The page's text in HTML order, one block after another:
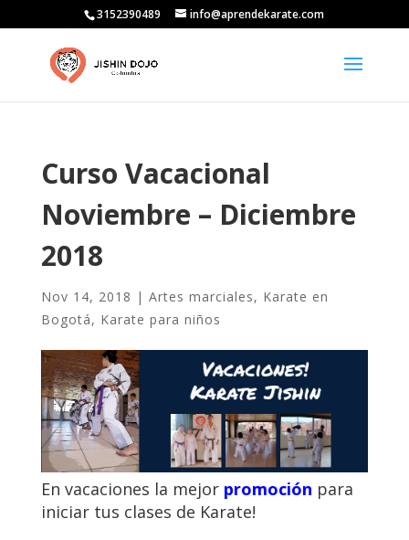
3152390489 info@aprendekarate.com
Curso Vacacional
Noviembre – Diciembre
2018
Nov 14, 2018 | Artes marciales, Karate en
Bogotá, Karate para niños
En vacaciones la mejor promoción para
iniciar tus clases de Karate!